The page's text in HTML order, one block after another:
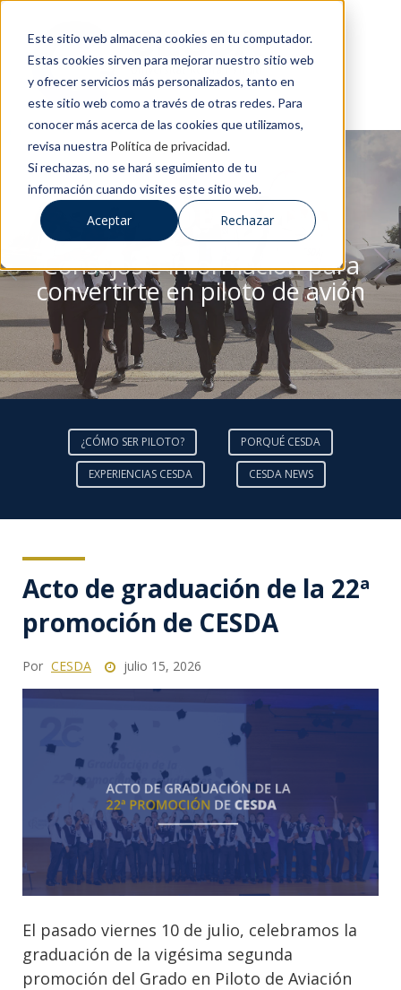
Este sitio web almacena cookies en tu computador.
Estas cookies sirven para mejorar nuestro sitio web
y ofrecer servicios más personalizados, tanto en
este sitio web como a través de otras redes. Para
conocer más acerca de las cookies que utilizamos,
revisa nuestra Política de privacidad.
Si rechazas, no se hará seguimiento de tu
información cuando visites este sitio web.
Aceptar Rechazar
BLOG DE CESDA
Consejos e información para
convertirte en piloto de avión
¿CÓMO SER PILOTO? PORQUÉ CESDA
EXPERIENCIAS CESDA CESDA NEWS
Acto de graduación de la 22ª
promoción de CESDA
Por CESDA julio 15, 2026
El pasado viernes 10 de julio, celebramos la
graduación de la vigésima segunda
promoción del Grado en Piloto de Aviación